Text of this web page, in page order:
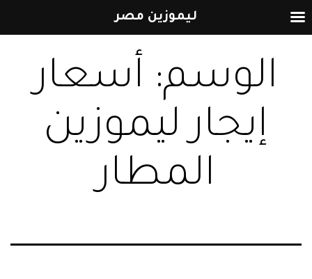
التخطي
الوسم: أسعار
إيجار ليموزين
المطار
ليموزين مصر